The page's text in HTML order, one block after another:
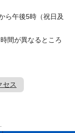
ら午後5時（祝日及
間が異なるところ
セス